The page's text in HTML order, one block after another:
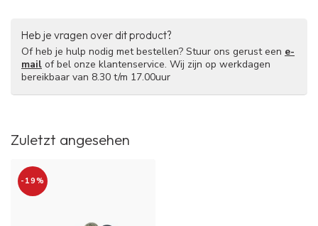
Heb je vragen over dit product?
Of heb je hulp nodig met bestellen? Stuur ons gerust een e-
mail of bel onze klantenservice. Wij zijn op werkdagen
bereikbaar van 8.30 t/m 17.00uur
Zuletzt angesehen
-19%